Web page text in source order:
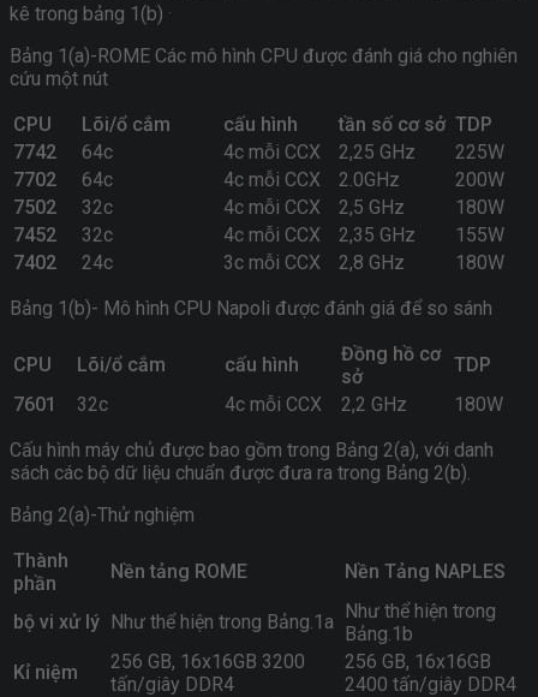
kê trong bảng 1(b)
Bảng 1(a)-ROME Các mô hình CPU được đánh giá cho nghiên
cứu một nút
CPU
Lõi/ổ cắm cấu hình tần số cơ sở TDP
7742
64c 4c mỗi CCX 2,25 GHz
225W
7702
64c 4c mỗi CCX 2.0GHz
200W
7502
32c 4c mỗi CCX 2,5 GHz
180W
7452
32c 4c mỗi CCX 2,35 GHz
155W
7402
24c 3c mỗi CCX 2,8 GHz
180W
Bảng 1(b)- Mô hình CPU Napoli được đánh giá để so sánh
CPU Lõi/ổ cắm cấu hình
Đồng hồ cơ
sở
TDP
7601
32c 4c mỗi CCX 2,2 GHz
180W
Cấu hình máy chủ được bao gồm trong Bảng 2(a), với danh
sách các bộ dữ liệu chuẩn được đưa ra trong Bảng 2(b).
Bảng 2(a)-Thử nghiệm
Thành
phần
Nền tảng ROME Nền Tảng NAPLES
bộ vi xử lý Như thể hiện trong Bảng.1a
Như thể hiện trong
Bảng.1b
Kỉ niệm
256 GB, 16x16GB 3200
tấn/giây DDR4
256 GB, 16x16GB
2400 tấn/giây DDR4